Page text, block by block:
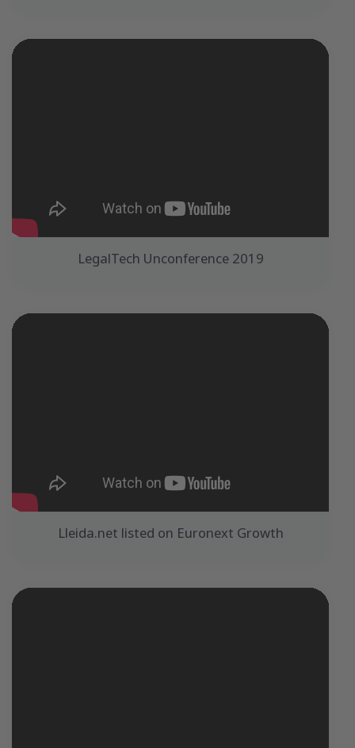
LegalTech Unconference 2019
Lleida.net listed on Euronext Growth